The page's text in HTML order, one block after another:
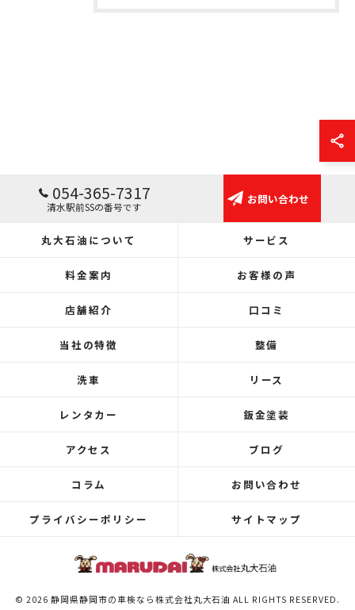
054-365-7317
清水駅前SSの番号です
お問い合わせ
丸大石油について サービス
料金案内 お客様の声
店舗紹介 口コミ
当社の特徴 整備
洗車 リース
レンタカー 鈑金塗装
アクセス ブログ
コラム お問い合わせ
プライバシーポリシー サイトマップ
© 2026 静岡県静岡市の車検なら株式会社丸大石油 ALL RIGHTS RESERVED.